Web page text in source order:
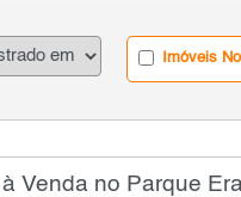
Imóveis
Venda no Parque